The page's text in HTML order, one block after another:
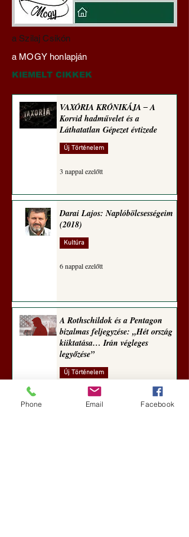
A háború kisiklott, a
diplomáciának nem
maradt tere (Alastair
Crooke jegyzete)
a Szilaj Csikón
a MOGY honlapján
KIEMELT CIKKEK
VAXÓRIA KRÓNIKÁJA ‒ A
Korvid hadművelet és a
Láthatatlan Gépezet évtizede
Új Történelem
3 nappal ezelőtt
Darai Lajos: Naplóbölcsességeim
(2018)
Kultúra
6 nappal ezelőtt
A Rothschildok és a Pentagon
bizalmas feljegyzése: „Hét ország
kiiktatása… Irán végleges
legyőzése”
Új Történelem
7 nappal ezelőtt
Phone Email Facebook